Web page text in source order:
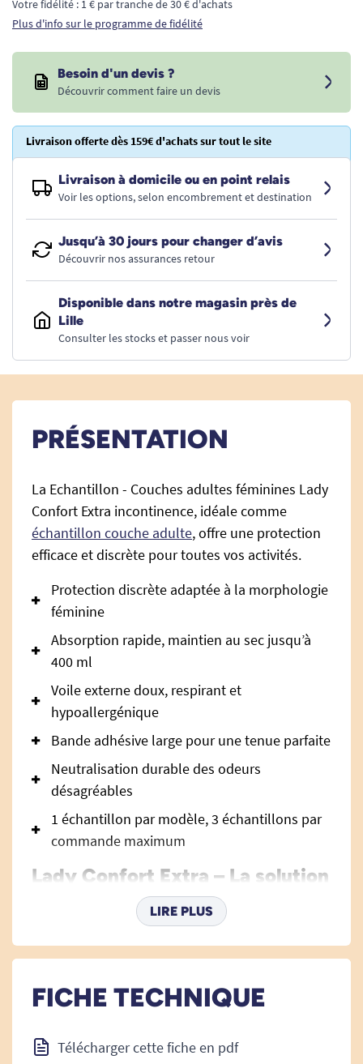
Votre fidélité : 1 € par tranche de 30 € d'achats
Plus d'info sur le programme de fidélité
Besoin d'un devis ?
Découvrir comment faire un devis
Livraison offerte dès 159€ d'achats sur tout le site
Livraison à domicile ou en point relais
Voir les options, selon encombrement et destination
Jusqu’à 30 jours pour changer d’avis
Découvrir nos assurances retour
Disponible dans notre magasin près de
Lille
Consulter les stocks et passer nous voir
PRÉSENTATION
La Echantillon - Couches adultes féminines Lady
Confort Extra incontinence, idéale comme
échantillon couche adulte, offre une protection
efficace et discrète pour toutes vos activités.
Protection discrète adaptée à la morphologie
féminine
Absorption rapide, maintien au sec jusqu’à
400 ml
Voile externe doux, respirant et
hypoallergénique
Bande adhésive large pour une tenue parfaite
Neutralisation durable des odeurs
désagréables
1 échantillon par modèle, 3 échantillons par
commande maximum
Lady Confort Extra – La solution
discrète et efficace pour
l’incontinence féminine légère
Les protections féminines Lady Confort Extra
besoins des femmes faisant face à des
sécurité, confort et discrétion au quotidien, tout
en respectant la sensibilité de la peau.
LIRE PLUS
FICHE TECHNIQUE
Télécharger cette fiche en pdf